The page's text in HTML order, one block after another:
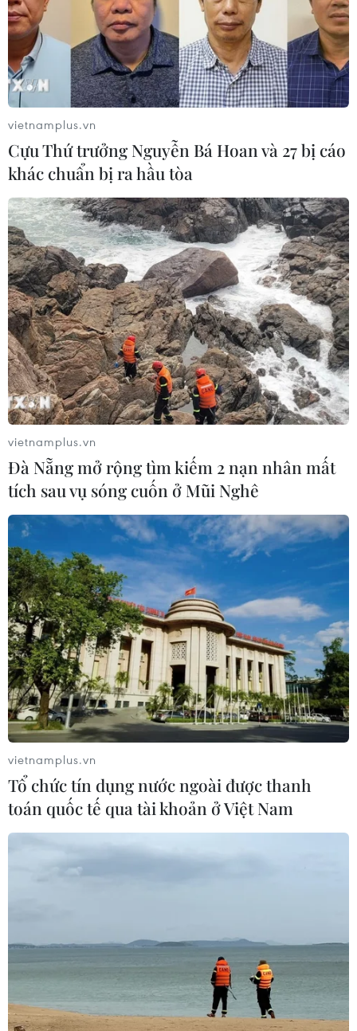
vietnamplus.vn
Cựu Thứ trưởng Nguyễn Bá Hoan và 27 bị cáo
khác chuẩn bị ra hầu tòa
vietnamplus.vn
Đà Nẵng mở rộng tìm kiếm 2 nạn nhân mất
tích sau vụ sóng cuốn ở Mũi Nghê
vietnamplus.vn
Tổ chức tín dụng nước ngoài được thanh
toán quốc tế qua tài khoản ở Việt Nam